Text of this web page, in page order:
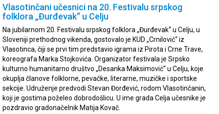
Vlasotinčani učesnici na 20. Festivalu srpskog
folklora „Đurđevak“ u Celju
Na jubilarnom 20. Festivalu srpskog folklora „Đurđevak“ u Celju, u
Sloveniji prethodnog vikenda, gostovalo je KUD „Crnilović“ iz
Vlasotinca, čiji se prvi tim predstavio igrama iz Pirota i Crne Trave,
koreografa Marka Stojkovića. Organizator festivala je Srpsko
kulturno humanitarno društvo „Desanka Maksimović“ u Celju, koje
okuplja članove folklorne, pevačke, literarne, muzičke i sportske
sekcije. Udruženje predvodi Stevan Đorđević, rodom Vlasotinčanin,
koji je gostima poželeo dobrodošlicu. U ime grada Celja učesnike je
pozdravio gradonačelnik Matija Kovač.